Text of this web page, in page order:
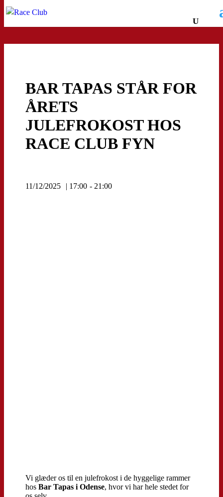
BAR TAPAS STÅR FOR
ÅRETS
JULEFROKOST HOS
RACE CLUB FYN
11/12/2025 | 17:00 - 21:00
Vi glæder os til en julefrokost i de hyggelige rammer
hosBar Tapas i Odense, hvor vi har hele stedet for